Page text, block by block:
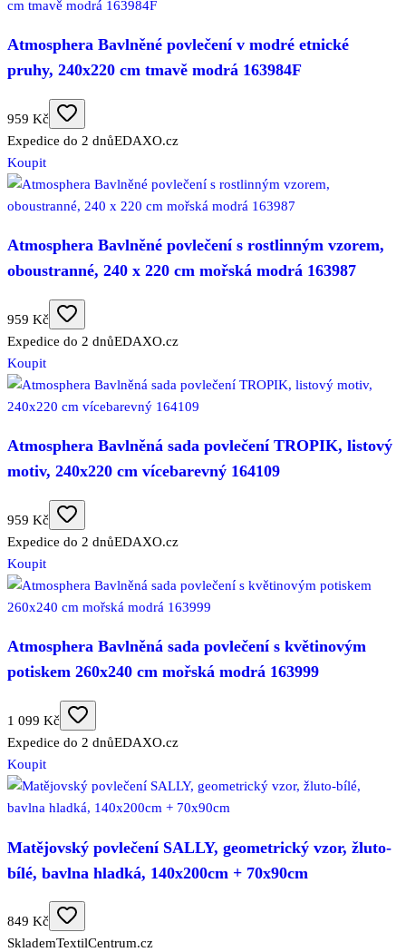
Atmosphera Bavlněné povlečení v modré etnické
pruhy, 240x220 cm tmavě modrá 163984F
959 Kč
Expedice do 2 dnůEDAXO.cz
Koupit
Atmosphera Bavlněné povlečení s rostlinným vzorem,
oboustranné, 240 x 220 cm mořská modrá 163987
959 Kč
Expedice do 2 dnůEDAXO.cz
Koupit
Atmosphera Bavlněná sada povlečení TROPIK, listový
motiv, 240x220 cm vícebarevný 164109
959 Kč
Expedice do 2 dnůEDAXO.cz
Koupit
Atmosphera Bavlněná sada povlečení s květinovým
potiskem 260x240 cm mořská modrá 163999
1 099 Kč
Expedice do 2 dnůEDAXO.cz
Koupit
Matějovský povlečení SALLY, geometrický vzor, žluto-
bílé, bavlna hladká, 140x200cm + 70x90cm
849 Kč
SklademTextilCentrum.cz